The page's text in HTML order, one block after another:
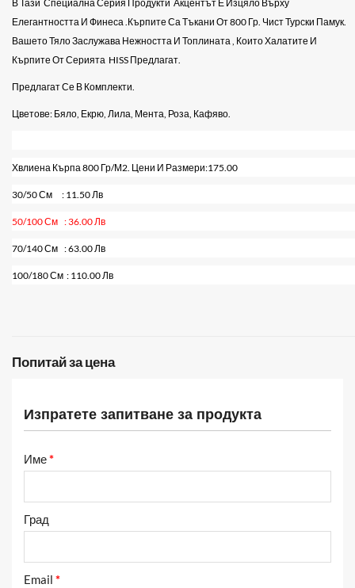
В Тази Специална Серия Продукти Акцентът Е Изцяло Върху
Елегантността И Финеса .Кърпите Са Тъкани От 800 Гр. Чист Турски Памук.
Вашето Тяло Заслужава Нежността И Топлината , Които Халатите И
Кърпите От Серията HISS Предлагат.
Предлагат Се В Комплекти.
Цветове: Бяло, Екрю, Лила, Мента, Роза, Кафяво.
Хвлиена Кърпа 800 Гр/м2. Цени И Размери:175.00
30/50 См : 11.50 Лв
50/100 См : 36.00 Лв
70/140 См : 63.00 Лв
100/180 См : 110.00 Лв
Попитай за цена
Изпратете запитване за продукта
Име*
Град
Email *